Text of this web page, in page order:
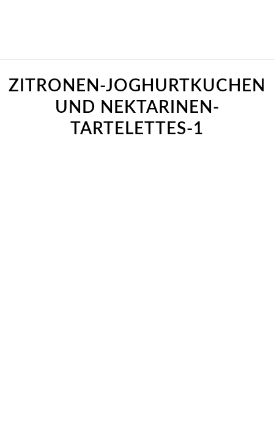
ZITRONEN-JOGHURTKUCHEN
UND NEKTARINEN-
TARTELETTES-1